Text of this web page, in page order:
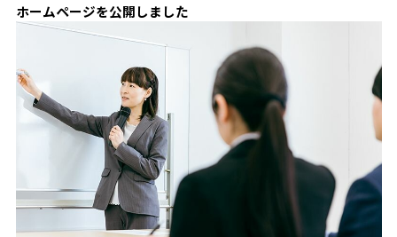
ホームページを公開しました